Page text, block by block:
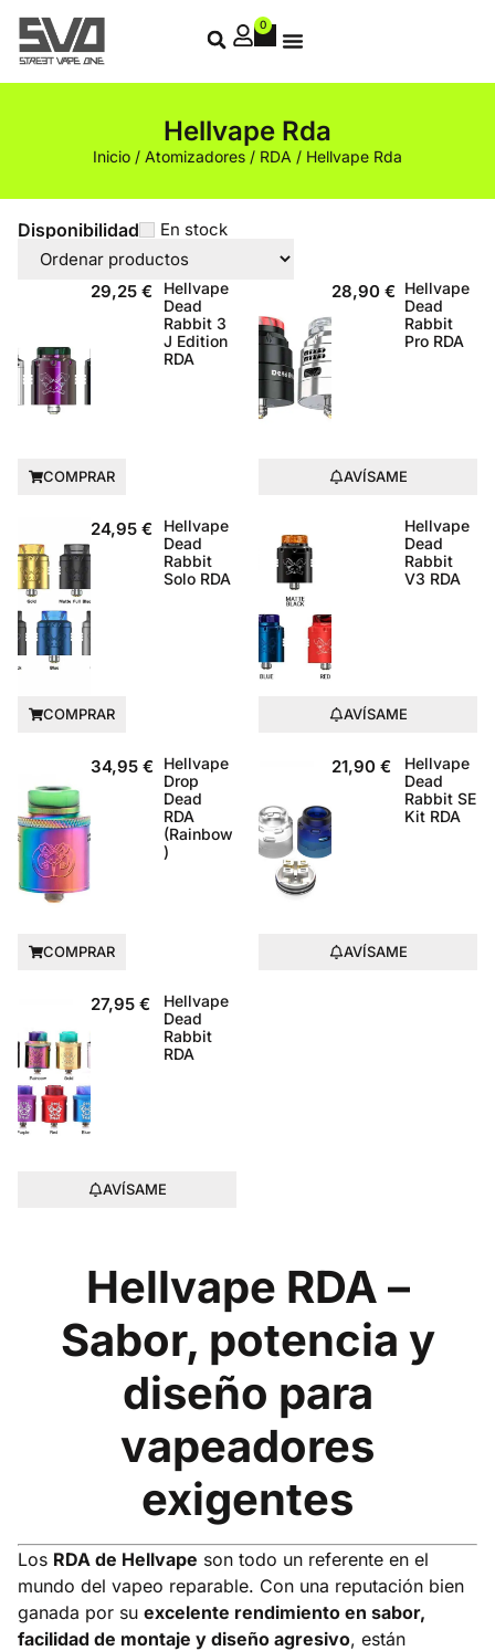
0
Hellvape Rda
Inicio / Atomizadores / RDA / Hellvape Rda
Disponibilidad En stock
29,25 €
Hellvape
Dead
Rabbit 3
J Edition
RDA
COMPRAR
28,90 € Hellvape
Dead
Rabbit
Pro RDA
AVÍSAME
24,95 €
Hellvape
Dead
Rabbit
Solo RDA
COMPRAR
Hellvape
Dead
Rabbit
V3 RDA
AVÍSAME
34,95 € Hellvape
Drop
Dead
RDA
(Rainbow
)
COMPRAR
21,90 €
Hellvape
Dead
Rabbit SE
Kit RDA
AVÍSAME
27,95 €
Hellvape
Dead
Rabbit
RDA
AVÍSAME
Hellvape RDA –
Sabor, potencia y
diseño para
vapeadores
exigentes
Los RDA de Hellvape son todo un referente en el
mundo del vapeo reparable. Con una reputación bien
ganada por su excelente rendimiento en sabor,
facilidad de montaje y diseño agresivo, están